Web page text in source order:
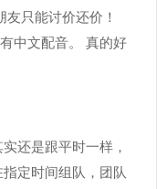
只能讨价还价！
中文配音。 真的好
还是跟平时一样，
定时间组队，团队